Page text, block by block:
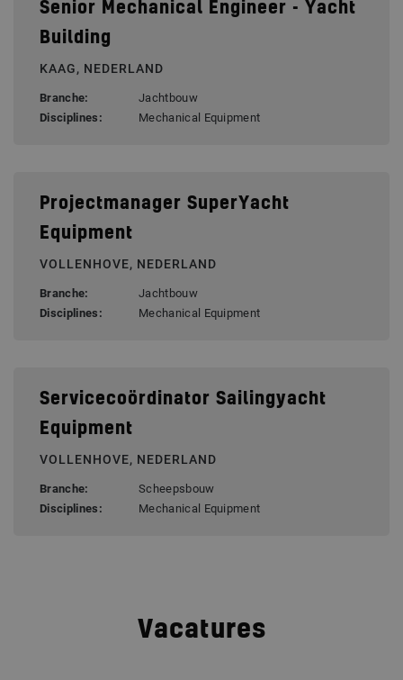
Senior Mechanical Engineer - Yacht
Building
KAAG, NEDERLAND
Branche:
Jachtbouw
Disciplines:
Mechanical Equipment
Projectmanager SuperYacht
Equipment
VOLLENHOVE, NEDERLAND
Branche:
Jachtbouw
Disciplines:
Mechanical Equipment
Servicecoördinator Sailingyacht
Equipment
VOLLENHOVE, NEDERLAND
Branche:
Scheepsbouw
Disciplines:
Mechanical Equipment
Vacatures